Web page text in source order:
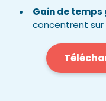
Gain de temps
concentrent sur